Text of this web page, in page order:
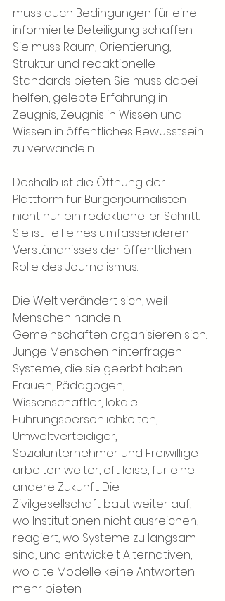
muss auch Bedingungen für eine
informierte Beteiligung schaffen.
Sie muss Raum, Orientierung,
Struktur und redaktionelle
Standards bieten. Sie muss dabei
helfen, gelebte Erfahrung in
Zeugnis, Zeugnis in Wissen und
Wissen in öffentliches Bewusstsein
zu verwandeln.
Deshalb ist die Öffnung der
Plattform für Bürgerjournalisten
nicht nur ein redaktioneller Schritt.
Sie ist Teil eines umfassenderen
Verständnisses der öffentlichen
Rolle des Journalismus.
Die Welt verändert sich, weil
Menschen handeln.
Gemeinschaften organisieren sich.
Junge Menschen hinterfragen
Systeme, die sie geerbt haben.
Frauen, Pädagogen,
Wissenschaftler, lokale
Führungspersönlichkeiten,
Umweltverteidiger,
Sozialunternehmer und Freiwillige
arbeiten weiter, oft leise, für eine
andere Zukunft. Die
Zivilgesellschaft baut weiter auf,
wo Institutionen nicht ausreichen,
reagiert, wo Systeme zu langsam
sind, und entwickelt Alternativen,
wo alte Modelle keine Antworten
mehr bieten.